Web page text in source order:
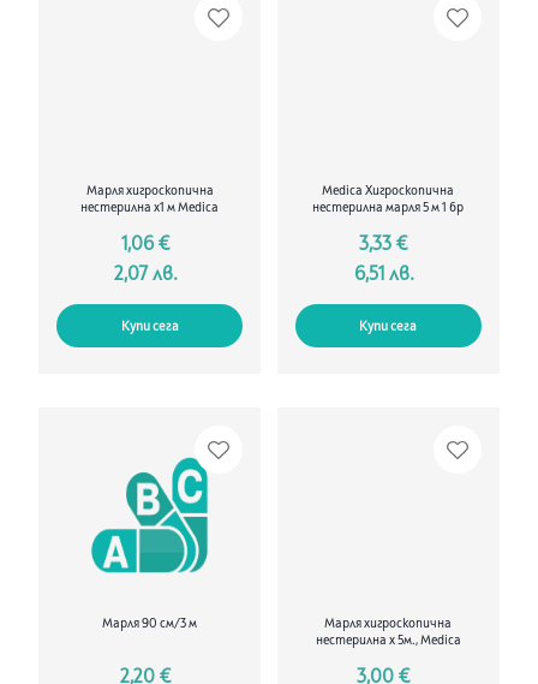
Марля хигроскопична
нестерилна х1 м Medica
1,06 €
2,07 лв.
Купи сега
Medica Хигроскопична
нестерилна марля 5 м 1 бр
3,33 €
6,51 лв.
Купи сега
Марля 90 см/3 м
2,20 €
Марля хигроскопична
нестерилна х 5м., Medica
3,00 €